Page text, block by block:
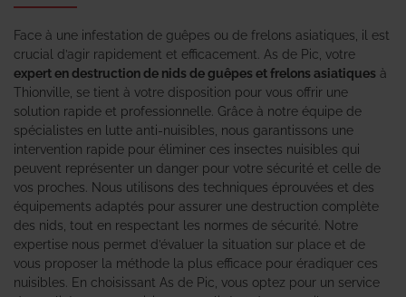
Face à une infestation de guêpes ou de frelons asiatiques, il est
crucial d’agir rapidement et efficacement. As de Pic, votre
expert en destruction de nids de guêpes et frelons asiatiques à
Thionville, se tient à votre disposition pour vous offrir une
solution rapide et professionnelle. Grâce à notre équipe de
spécialistes en lutte anti-nuisibles, nous garantissons une
intervention rapide pour éliminer ces insectes nuisibles qui
peuvent représenter un danger pour votre sécurité et celle de
vos proches. Nous utilisons des techniques éprouvées et des
équipements adaptés pour assurer une destruction complète
des nids, tout en respectant les normes de sécurité. Notre
expertise nous permet d’évaluer la situation sur place et de
vous proposer la méthode la plus efficace pour éradiquer ces
nuisibles. En choisissant As de Pic, vous optez pour un service